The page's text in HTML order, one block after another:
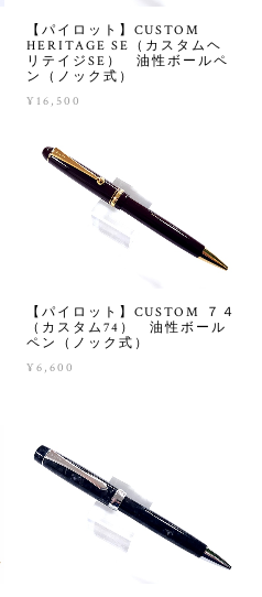
【パイロット】CUSTOM
HERITAGE SE（カスタムヘ
リテイジSE） 油性ボールペ
ン（ノック式）
¥16,500
【パイロット】CUSTOM ７４
（カスタム74） 油性ボール
ペン（ノック式）
¥6,600